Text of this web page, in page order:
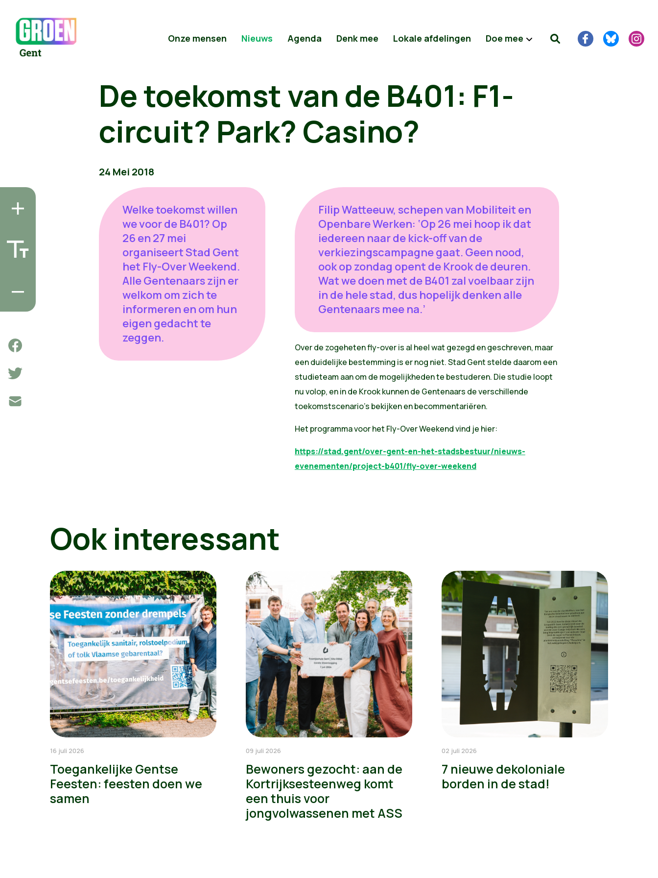
Onze mensen Nieuws Agenda Denk mee Lokale afdelingen Doe mee
De toekomst van de B401: F1-
circuit? Park? Casino?
24 Mei 2018
Welke toekomst willen
we voor de B401? Op
26 en 27 mei
organiseert Stad Gent
het Fly-Over Weekend.
Alle Gentenaars zijn er
welkom om zich te
informeren en om hun
eigen gedacht te
zeggen.
Filip Watteeuw, schepen van Mobiliteit en
Openbare Werken: ‘Op 26 mei hoop ik dat
iedereen naar de kick-off van de
verkiezingscampagne gaat. Geen nood,
ook op zondag opent de Krook de deuren.
Wat we doen met de B401 zal voelbaar zijn
in de hele stad, dus hopelijk denken alle
Gentenaars mee na.’
Over de zogeheten fly-over is al heel wat gezegd en geschreven, maar
een duidelijke bestemming is er nog niet. Stad Gent stelde daarom een
studieteam aan om de mogelijkheden te bestuderen. Die studie loopt
nu volop, en in de Krook kunnen de Gentenaars de verschillende
toekomstscenario’s bekijken en becommentariëren.
Het programma voor het Fly-Over Weekend vind je hier:
https://stad.gent/over-gent-en-het-stadsbestuur/nieuws-
evenementen/project-b401/fly-over-weekend
Ook interessant
16 juli 2026
Toegankelijke Gentse
Feesten: feesten doen we
samen
09 juli 2026
Bewoners gezocht: aan de
Kortrijksesteenweg komt
een thuis voor
jongvolwassenen met ASS
02 juli 2026
7 nieuwe dekoloniale
borden in de stad!